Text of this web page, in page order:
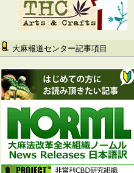
大麻報道センター記事項目